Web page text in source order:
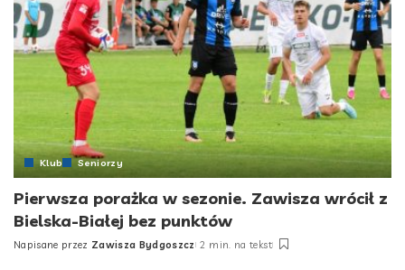
Klub Seniorzy
Pierwsza porażka w sezonie. Zawisza wrócił z
Bielska-Białej bez punktów
Posted
Napisane przez Zawisza Bydgoszcz 2 min. na tekst